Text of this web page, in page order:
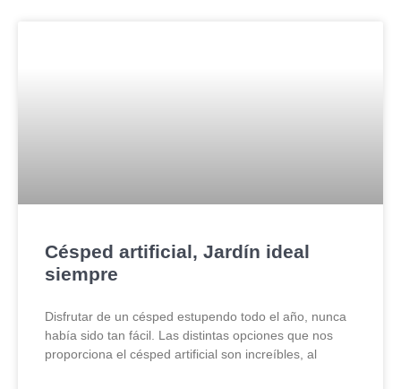
Césped artificial, Jardín ideal
siempre
Disfrutar de un césped estupendo todo el año, nunca
había sido tan fácil. Las distintas opciones que nos
proporciona el césped artificial son increíbles, al